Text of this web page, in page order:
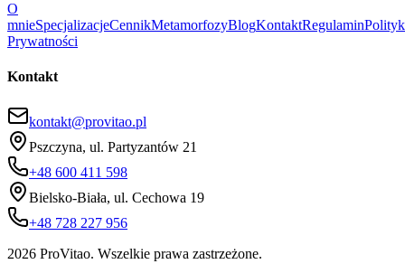
O
mnieSpecjalizacjeCennikMetamorfozyBlogKontaktRegulamin
Prywatności
Kontakt
kontakt@provitao.pl
Pszczyna, ul. Partyzantów 21
+48 600 411 598
Bielsko-Biała, ul. Cechowa 19
+48 728 227 956
2026 ProVitao. Wszelkie prawa zastrzeżone.